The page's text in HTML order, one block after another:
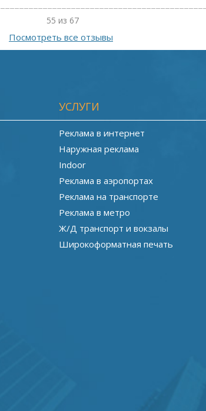
55 из 67
Посмотреть все отзывы
УСЛУГИ
Реклама в интернет
Наружная реклама
Indoor
Реклама в аэропортах
Реклама на транспорте
Реклама в метро
Ж/Д транспорт и вокзалы
Широкоформатная печать